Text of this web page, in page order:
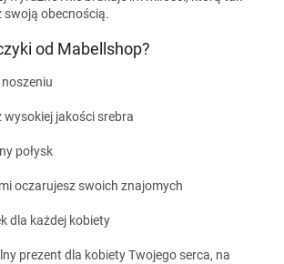
swoją obecnością.
od Mabellshop?
wysokiej jakości srebra
połysk
oczarujesz swoich znajomych
dla każdej kobiety
prezent dla kobiety Twojego serca, na